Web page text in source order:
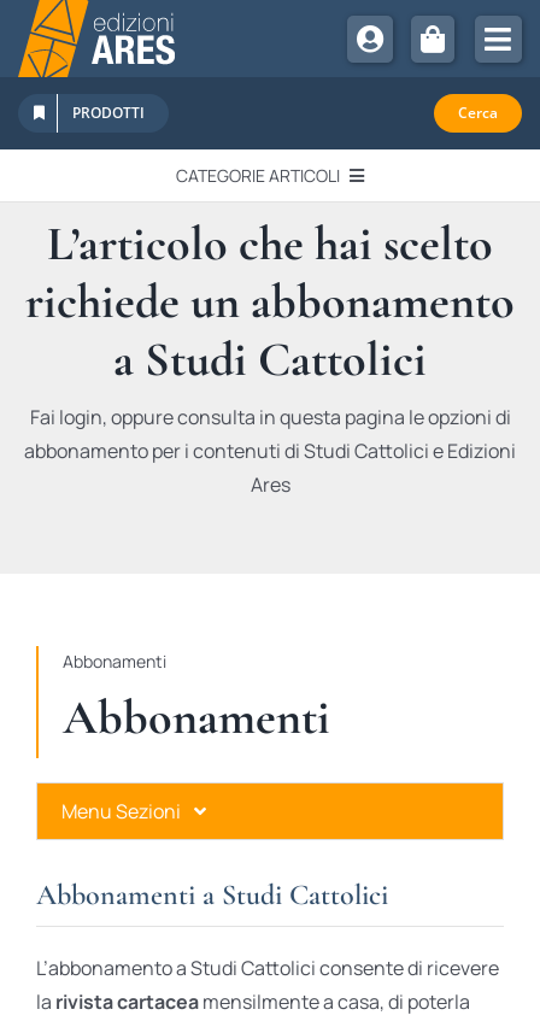
Salta
contenuto
Chi Siamo
Sostienici
Abbonamenti
Promozioni
Newsletter
PRODOTTI Cerca
CATEGORIE ARTICOLI
EDITORIALI
IN QUESTO NUMERO
RECENSIONI
L’articolo che hai scelto
richiede un abbonamento
a Studi Cattolici
Fai login, oppure consulta in questa pagina le opzioni di
abbonamento per i contenuti di Studi Cattolici e Edizioni
Ares
Abbonamenti
Abbonamenti
Menu Sezioni
Ares Gold
Ares Digital
Abbonamenti a Studi Cattolici
L’abbonamento a Studi Cattolici consente di ricevere
la rivista cartaceamensilmente a casa, di poterla